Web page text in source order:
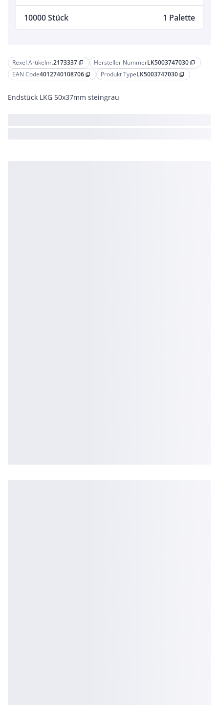
Rexel Artikelnr.2173337 content_copy Hersteller NummerLK5003747030 content_copy
EAN Code4012740108706 content_copy Produkt TypeLK5003747030 content_copy
Endstück LKG 50x37mm steingrau
10000 Stück 1 Palette